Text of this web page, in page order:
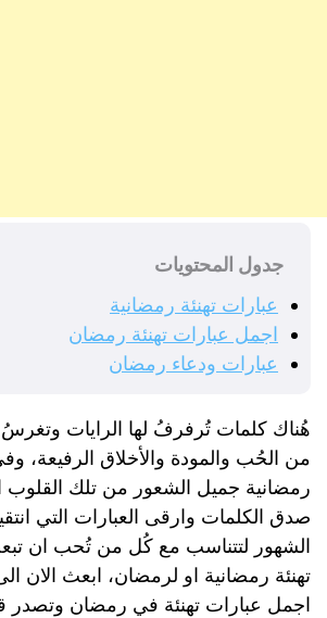
جدول المحتويات
عبارات تهنئة رمضانية
اجمل عبارات تهنئة رمضان
عبارات ودعاء رمضان
هُناك كلمات تُرفرفُ لها الرايات
من الحُب والمودة والأخلاق الرفيعة،
رمضانية جميل الشعور من تلك القلوب
صدق الكلمات وارقى العبارات التي
الشهور لتتناسب مع كُل من تُحب ان
تهنئة رمضانية او لرمضان، ابعث الان
اجمل عبارات تهنئة في رمضان وتصدر